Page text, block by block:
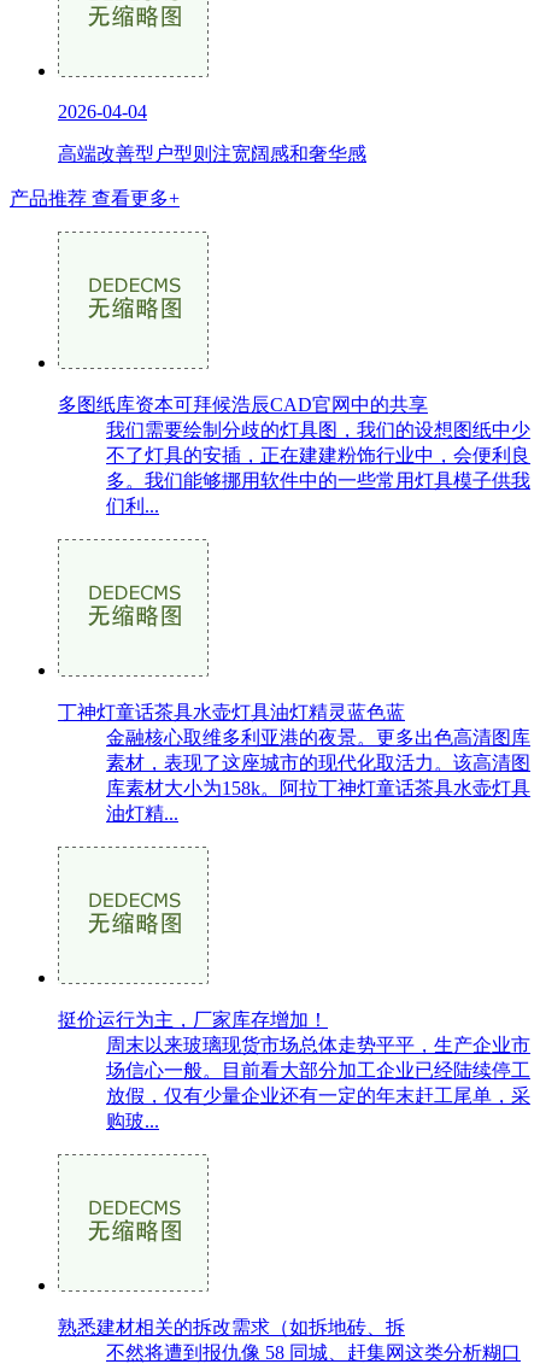
2026-04-04
高端改善型户型则注宽阔感和奢华感
产品推荐 查看更多+
多图纸库资本可拜候浩辰CAD官网中的共享
我们需要绘制分歧的灯具图，我们的设想图纸中少
不了灯具的安插，正在建建粉饰行业中，会便利良
多。我们能够挪用软件中的一些常用灯具模子供我
们利...
丁神灯童话茶具水壶灯具油灯精灵蓝色蓝
金融核心取维多利亚港的夜景。更多出色高清图库
素材，表现了这座城市的现代化取活力。该高清图
库素材大小为158k。阿拉丁神灯童话茶具水壶灯具
油灯精...
挺价运行为主，厂家库存增加！
周末以来玻璃现货市场总体走势平平，生产企业市
场信心一般。目前看大部分加工企业已经陆续停工
放假，仅有少量企业还有一定的年末赶工尾单，采
购玻...
熟悉建材相关的拆改需求（如拆地砖、拆
不然将遭到报仇像 58 同城、赶集网这类分析糊口